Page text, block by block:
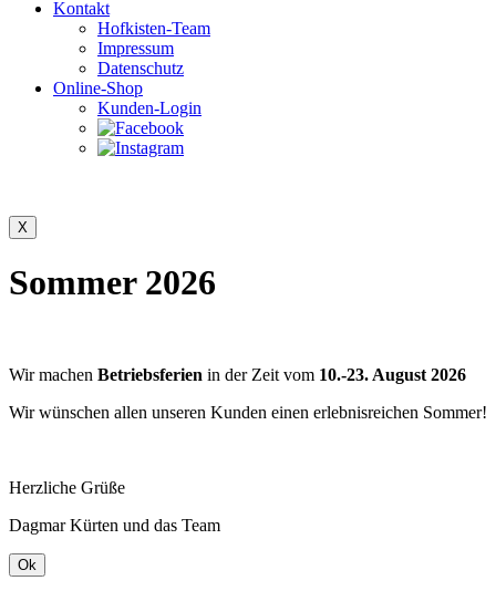
Kontakt
Hofkisten-Team
Impressum
Datenschutz
Online-Shop
Kunden-Login
Sommer 2026
Wir machen Betriebsferien in der Zeit vom 10.-23. August 2026
Wir wünschen allen unseren Kunden einen erlebnisreichen Sommer!
Herzliche Grüße
Dagmar Kürten und das Team